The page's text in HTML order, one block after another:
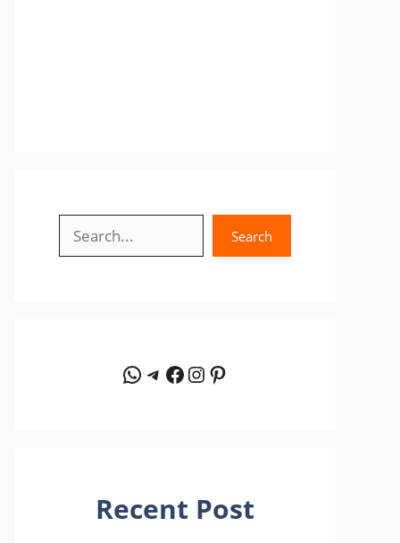
Search
WhatsApp
Telegram
Facebook
Instagram
Pinterest
Recent Post